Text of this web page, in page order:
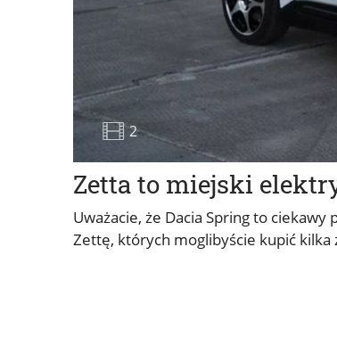
Zetta to miejski
2
Uważacie, że Dacia Spring to
Zettę, których moglibyście kupić kilka